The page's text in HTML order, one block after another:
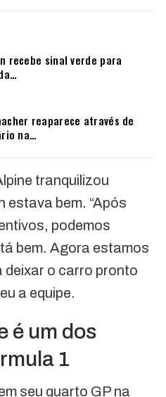
recebe sinal verde para
reaparece através de
na…
tranquilizou
estava bem. “Após
podemos
bem. Agora estamos
deixar o carro pronto
a equipe.
é um dos
1
seu quarto GP na